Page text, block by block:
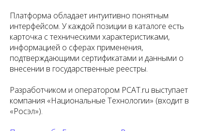
Платформа обладает интуитивно понятным
интерфейсом. У каждой позиции в каталоге есть
карточка с техническими характеристиками,
информацией о сферах применения,
подтверждающими сертификатами и данными о
внесении в государственные реестры.
Разработчиком и оператором PCAT.ru выступает
компания «Национальные Технологии» (входит в
«Росэл»).